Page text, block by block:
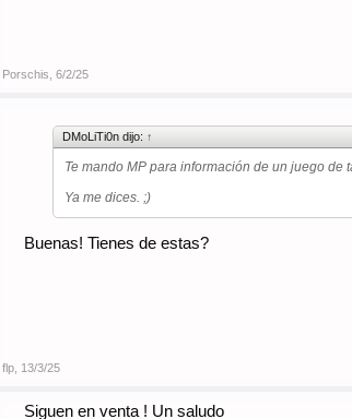
Porschis 6/2/25
DMoLiTi0n dijo: ↑
Te mando MP para información de un juego
Ya me dices. ;)
Buenas! Tienes de estas?
flp 13/3/25
Siguen en venta ! Un saludo